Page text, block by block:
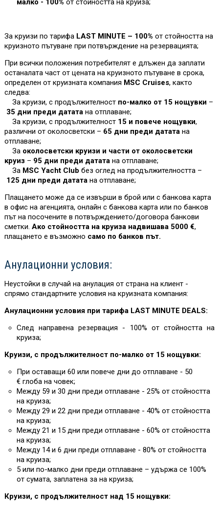
малко - 100% от стойността на круиза;
За круизи по тарифа LAST MINUTE – 100% от стойността на
круизното пътуване при потвърждение на резервацията;
При всички положения потребителят е длъжен да заплати
останалата част от цената на круизното пътуване в срока,
определен от круизната компания MSC Cruises, както
следва:
За круизи, с продължителност по-малко от 15 нощувки –
35 дни преди датата на отплаване;
За круизи, с продължителност15 и повече нощувки,
различни от околосветски – 65 дни преди датата на
отплаване;
За околосветски круизи и части от околосветски
круиз – 95 дни преди датата на отплаване;
За MSC Yacht Club без оглед на продължителността –
125 дни преди датата на отплаване;
Плащането може да се извърши в брой или с банкова карта
в офис на агенцията, онлайн с банкова карта или по банков
път на посочените в потвърждението/договора банкови
сметки. Ако стойността на круиза надвишава 5000 €,
плащането е възможно само по банков път.
Анулационни условия:
Неустойки в случай на анулация от страна на клиент -
спрямо стандартните условия на круизната компания:
Анулационни условия при тарифа LAST MINUTE DEALS:
След направена резервация - 100% от стойността на
круиза;
Круизи, с продължителност по-малко от 15 нощувки:
При оставащи 60 или повече дни до отплаване - 50
€ глоба на човек;
Между 59 и 30 дни преди отплаване - 25% от стойността
на круиза;
Между 29 и 22 дни преди отплаване - 40% от стойността
на круиза;
Между 21 и 15 дни преди отплаване - 60% от стойността
на круиза;
Между 14 и 6 дни преди отплаване - 80% от стойността
на круиза;
5 или по-малко дни преди отплаване – удържа се 100%
от сумата, заплатена за на круиза;
Круизи, с продължителност над 15 нощувки: